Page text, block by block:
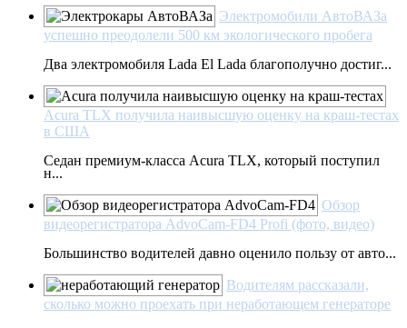
Электромобили АвтоВАЗа
успешно преодолели 500 км экологического пробега
Два электромобиля Lada El Lada благополучно достиг...
Acura TLX получила наивысшую оценку на краш-тестах
в США
Седан премиум-класса Acura TLX, который поступил
н...
Обзор
видеорегистратора AdvoCam-FD4 Profi (фото, видео)
Большинство водителей давно оценило пользу от авто...
Водителям рассказали,
сколько можно проехать при неработающем генераторе